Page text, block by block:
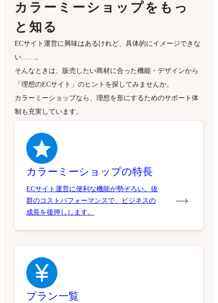
カラーミーショップをもっ
と知る
ECサイト運営に興味はあるけれど、具体的にイメージできな
い……。
そんなときは、販売したい商材に合った機能・デザインから
「理想のECサイト」のヒントを探してみませんか。
カラーミーショップなら、理想を形にするためのサポート体
制も充実しています。
カラーミーショップの特長
ECサイト運営に便利な機能が勢ぞろい。抜
群のコストパフォーマンスで、ビジネスの
成長を後押しします。
プラン一覧